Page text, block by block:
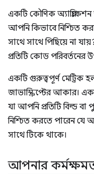
একটি কৌণিক
আপনি কিভাবে নিশ্চিত
সাথে সাথে পিছিয়ে না
প্রতিটি কোড পরিবর্তনের
একটি গুরুত্বপূর্ণ মেট্রিক
জাভাস্ক্রিপ্টের আকার।
যা আপনি প্রতিটি বিল্ড
নিশ্চিত করতে পারেন যে
সাথে টিকে থাকে।
আপনার